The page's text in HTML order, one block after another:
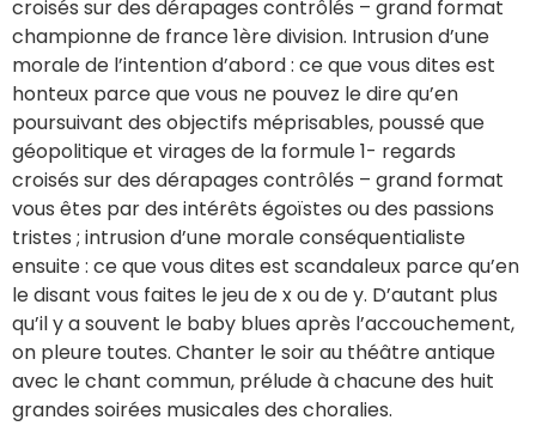
croisés sur des dérapages contrôlés – grand format
championne de france 1ère division. Intrusion d’une
morale de l’intention d’abord : ce que vous dites est
honteux parce que vous ne pouvez le dire qu’en
poursuivant des objectifs méprisables, poussé que
géopolitique et virages de la formule 1- regards
croisés sur des dérapages contrôlés – grand format
vous êtes par des intérêts égoïstes ou des passions
tristes ; intrusion d’une morale conséquentialiste
ensuite : ce que vous dites est scandaleux parce qu’en
le disant vous faites le jeu de x ou de y. D’autant plus
qu’il y a souvent le baby blues après l’accouchement,
on pleure toutes. Chanter le soir au théâtre antique
avec le chant commun, prélude à chacune des huit
grandes soirées musicales des choralies.